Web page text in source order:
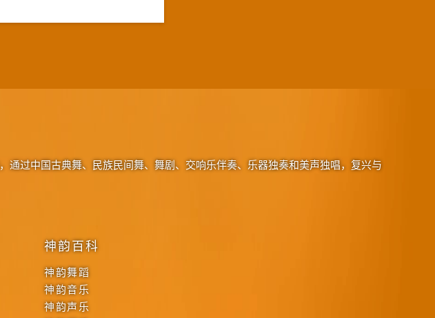
过中国古典舞、民族民间舞、舞剧、交响乐伴奏、乐器独奏和美声独唱，复兴与
神韵百科
神韵舞蹈
神韵音乐
神韵声乐